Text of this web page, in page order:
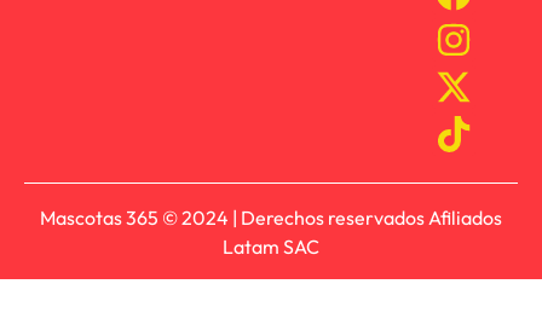
Mascotas 365 © 2024 | Derechos reservados Afiliados
Latam SAC